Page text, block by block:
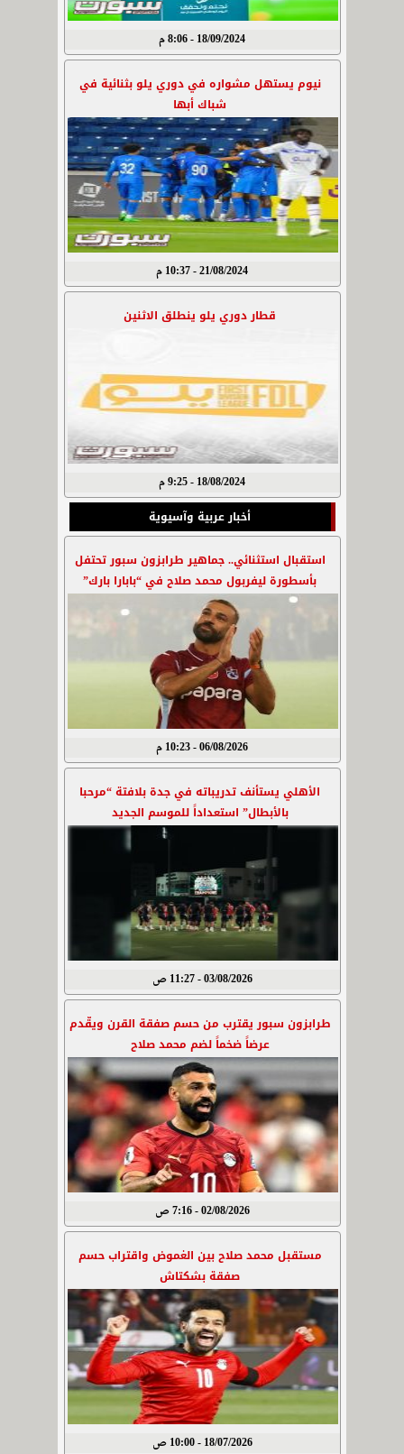
18/09/2024 - 8:06 م
نيوم يستهل مشواره في دوري يلو بثنائية في
شباك أبها
21/08/2024 - 10:37 م
قطار دوري يلو ينطلق الاثنين
18/08/2024 - 9:25 م
أخبار عربية وآسيوية
استقبال استثنائي.. جماهير طرابزون سبور تحتفل
بأسطورة ليفربول محمد صلاح في “بابارا بارك”
06/08/2026 - 10:23 م
الأهلي يستأنف تدريباته في جدة بلافتة “مرحبا
بالأبطال” استعداداً للموسم الجديد
03/08/2026 - 11:27 ص
طرابزون سبور يقترب من حسم صفقة القرن ويقّدم
عرضاً ضخماً لضم محمد صلاح
02/08/2026 - 7:16 ص
مستقبل محمد صلاح بين الغموض واقتراب حسم
صفقة بشكتاش
18/07/2026 - 10:00 ص